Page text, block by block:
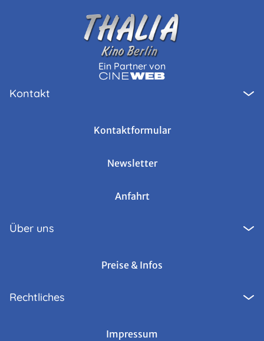
Ein Partner von
Kontakt
Kontaktformular
Newsletter
Anfahrt
Über uns
Preise & Infos
Rechtliches
Impressum